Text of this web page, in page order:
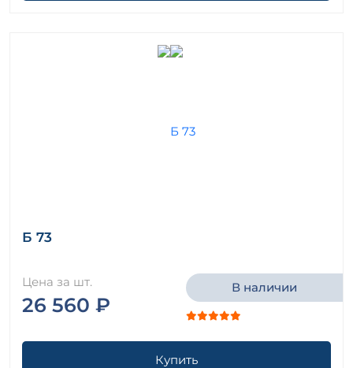
Б 73
Цена за шт.
26 560 ₽
В наличии
Купить